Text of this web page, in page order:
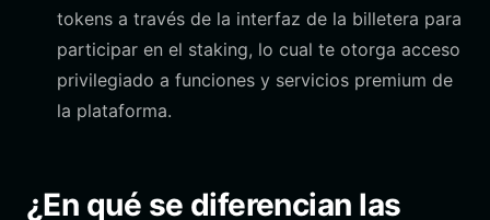
tokens a través de la interfaz de la billetera para
participar en el staking, lo cual te otorga acceso
privilegiado a funciones y servicios premium de
la plataforma.
¿En qué se diferencian las